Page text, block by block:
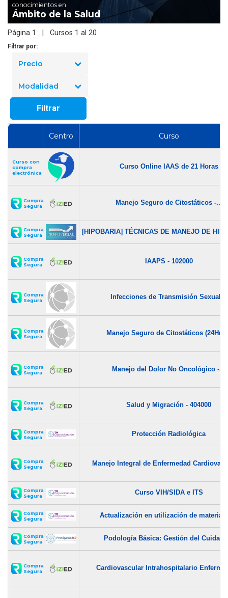
conocimientos en
Ámbito de la Salud
Página 1 | Cursos 1 al 20
Filtrar por:
Precio
Modalidad
Filtrar
Centro Curso
Curso con
compra
electrónica
Curso Online IAAS de 21 Horas
Compra
Segura
Manejo Seguro de Citostáticos -...
Compra
Segura
[HIPOBARIA] TÉCNICAS DE MANEJO DE
Compra
Segura
IAAPS - 102000
Compra
Segura
Infecciones de Transmisión Sexual...
Compra
Segura
Manejo Seguro de Citostáticos
Compra
Segura
Manejo del Dolor No Oncológico -...
Compra
Segura
Salud y Migración - 404000
Compra
Segura
Protección Radiológica
Compra
Segura
Manejo Integral de Enfermedad
Compra
Segura
Curso VIH/SIDA e ITS
Compra
Segura
Actualización en utilización de
Compra
Segura
Podología Básica: Gestión del
Compra
Segura
Cardiovascular Intrahospitalario